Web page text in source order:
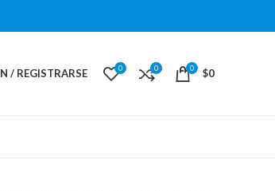
/ REGISTRARSE 0 0 0 $0